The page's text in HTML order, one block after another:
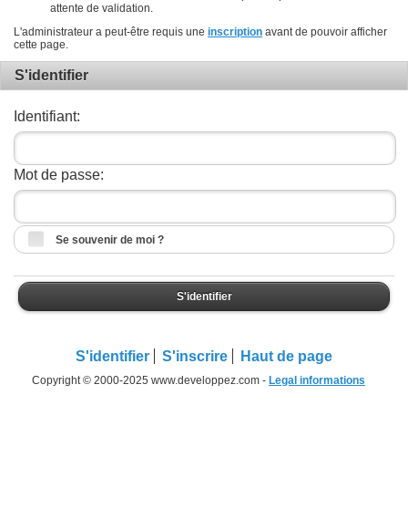
attente de validation.
L'administrateur a peut-être requis une inscription avant de pouvoir afficher
cette page.
S'identifier
Identifiant:
Mot de passe:
Se souvenir de moi ?
S'identifier
S'identifier S'inscrire Haut de page
Copyright © 2000-2025 www.developpez.com - Legal informations